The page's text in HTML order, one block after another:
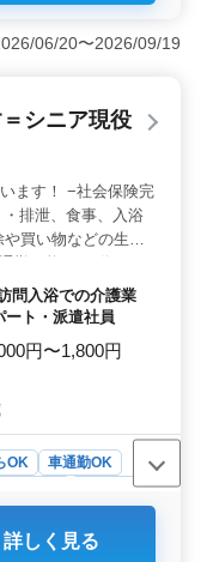
、60代のシニア
した勤務環境で
で働ける点が魅
イベートと仕事の
。 ＜アクセス
充実しており、安
ます。
06/20〜2026/09/19
シニア現役
ます！ −社会保険完
排泄、食事、入浴
買い物などの生活
経験重視です◎ 皆
います♬
問入浴での介護業
ト・派遣社員
円〜1,800円
OK
車通勤OK
派遣社員
タッフ
詳しく見る